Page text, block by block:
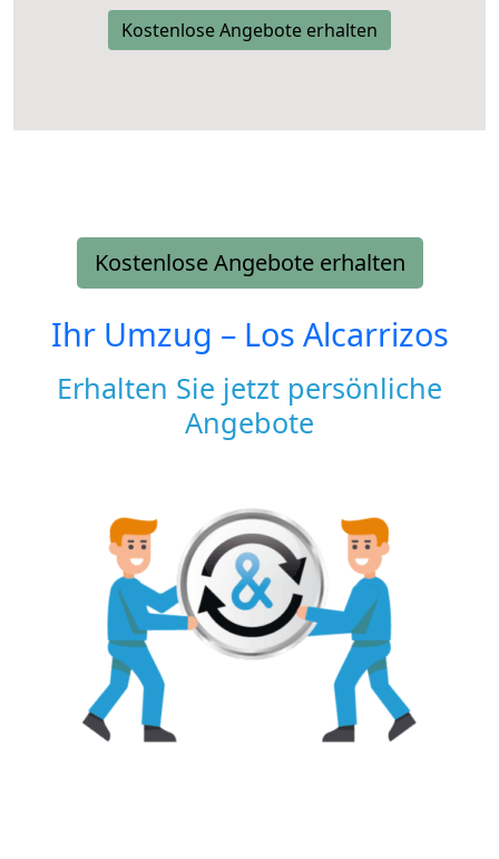
Kostenlose Angebote erhalten
Kostenlose Angebote erhalten
Ihr Umzug – Los Alcarrizos
Erhalten Sie jetzt persönliche
Angebote